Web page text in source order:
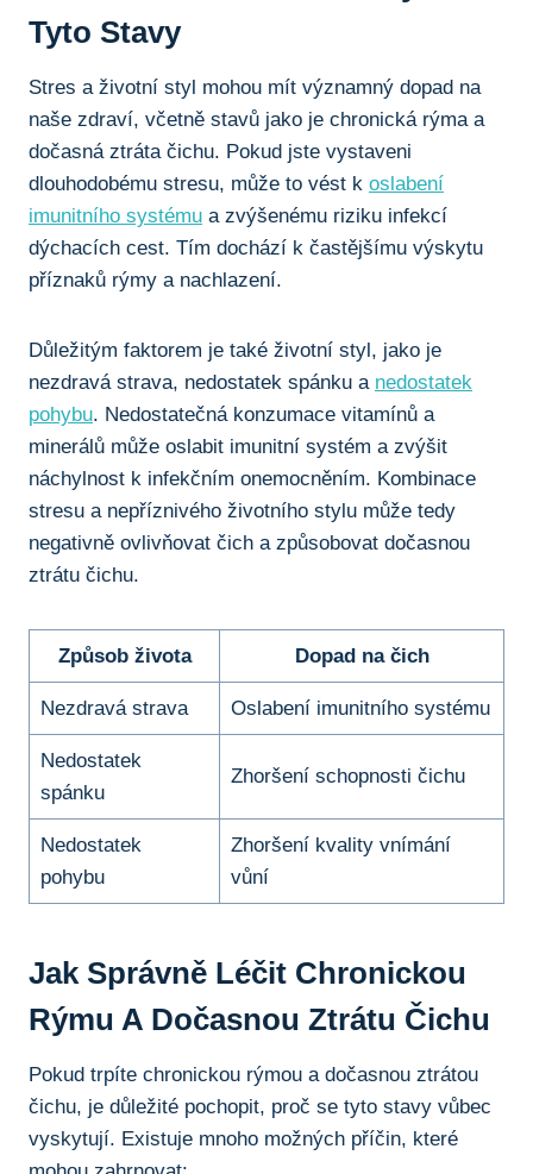
Tyto Stavy
Stres a životní styl mohou mít významný dopad‍ na
⁢naše zdraví, včetně stavů jako ​je chronická ​rýma a
⁤dočasná ztráta čichu. Pokud jste ⁣vystaveni
dlouhodobému​ stresu, ⁣může to vést k oslabení
imunitního systému ‍ a‌ zvýšenému riziku ⁢infekcí
‍dýchacích ‌cest. ⁣Tím ⁢dochází ‍k častějšímu výskytu
příznaků rýmy a⁣ nachlazení.
Důležitým faktorem ‌je také životní styl, ‌jako je
nezdravá‌ strava, nedostatek ‌spánku ⁤a nedostatek
pohybu. Nedostatečná konzumace vitamínů a
minerálů může ⁢oslabit imunitní systém a zvýšit
⁣náchylnost k infekčním onemocněním. ​Kombinace
stresu a nepříznivého životního stylu může tedy​
negativně⁤ ovlivňovat čich a ⁣způsobovat‌ dočasnou
ztrátu čichu.
Způsob ‌života Dopad na čich
Nezdravá strava Oslabení imunitního systému
Nedostatek
spánku
Zhoršení‌ schopnosti ‍čichu
Nedostatek‌
pohybu
Zhoršení​ kvality vnímání
vůní
Jak ‌správně Léčit ‌chronickou
Rýmu A‌ Dočasnou Ztrátu⁢ Čichu
Pokud trpíte chronickou rýmou‍ a dočasnou ztrátou
čichu,‌ je důležité pochopit,⁤ proč se⁢ tyto stavy vůbec ​
vyskytují. Existuje mnoho možných příčin, které